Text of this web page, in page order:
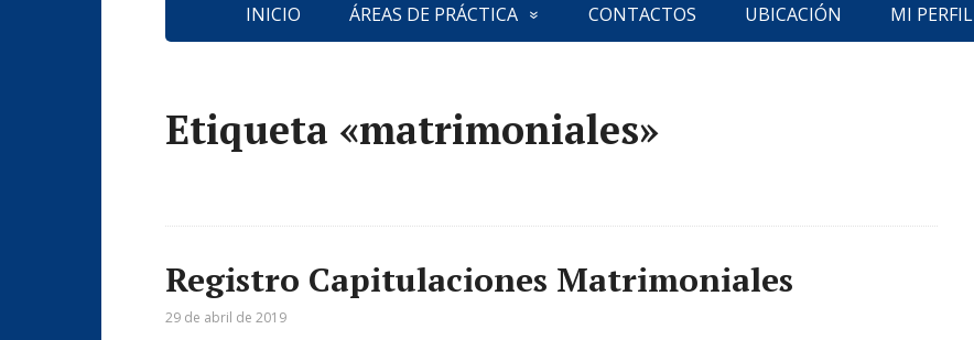
INICIO ÁREAS DE PRÁCTICA CONTACTOS UBICACIÓN MI PERFIL
Etiqueta «matrimoniales»
Registro Capitulaciones Matrimoniales
29 de abril de 2019